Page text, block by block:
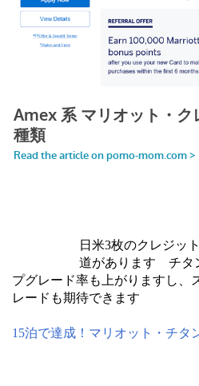
日米3枚のクレジッ
道があります チタ
プグレード率も上がりますし、
レードも期待できます
15泊で達成！マリオット・チタ